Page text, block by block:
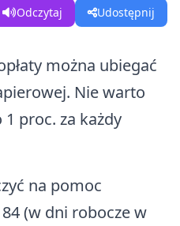
Odczytaj Udostępnij
można ubiegać
Nie warto
1 proc. za każdy
na pomoc
(w dni robocze w